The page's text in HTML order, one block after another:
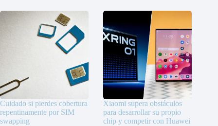
Cuidado si pierdes cobertura
repentinamente por SIM
swapping
Xiaomi supera obstáculos
para desarrollar su propio
chip y competir con Huawei